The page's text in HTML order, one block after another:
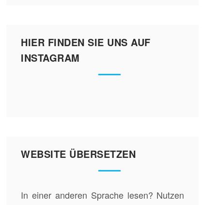
HIER FINDEN SIE UNS AUF
INSTAGRAM
WEBSITE ÜBERSETZEN
In einer anderen Sprache lesen? Nutzen